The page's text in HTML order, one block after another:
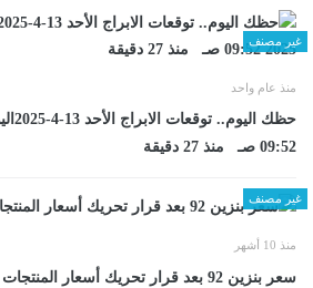
غير مصنف
منذ عام واحد
09:52 صـ منذ 27 دقيقة
غير مصنف
منذ 10 أشهر
سعر بنزين 92 بعد قرار تحريك أسعار المنتجات البترولية